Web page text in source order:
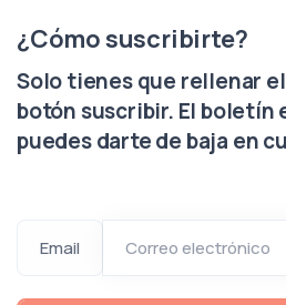
¿Cómo suscribirte?
Solo tienes que rellenar
botón suscribir. El boletín
puedes darte de baja en
Email